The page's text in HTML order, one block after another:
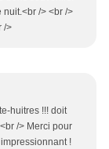
nuit.<br /> <br />
/>
huitres !!! doit
/> Merci pour
!